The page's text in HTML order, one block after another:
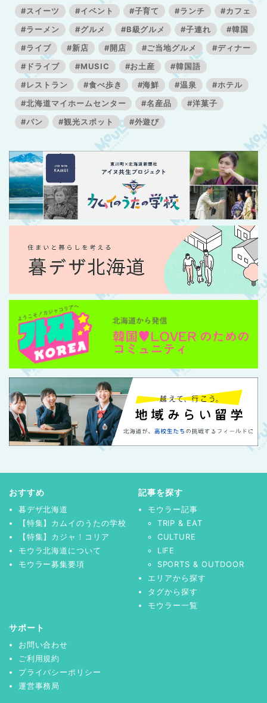
#スイーツ #イベント #子育て #ランチ
#カフェ
#ラーメン
#グルメ #B級グルメ #子連れ
#韓国
#ライブ
#新店 #開店 #ご当地グルメ
#ディナー
#ドライブ
#MUSIC #お土産
#韓国語
#レストラン
#食べ歩き #海鮮 #温泉
#ホテル
#北海道マイホームセンター
#名産品
#洋菓子
#パン
#観光スポット #外遊び
おすすめ
暮デザ北海道
【特集】カムイのうたの学校
【特集】カジャ！コリア
モウラ北海道について
モウラー募集要項
記事を探す
モウラー記事
TRIP & EAT
CULTURE
LIFE
SPORTS & OUTDOOR
エリアから探す
タグから探す
モウラー一覧
サポート
お問い合わせ
ご利用規約
プライバシーポリシー
運営事務局